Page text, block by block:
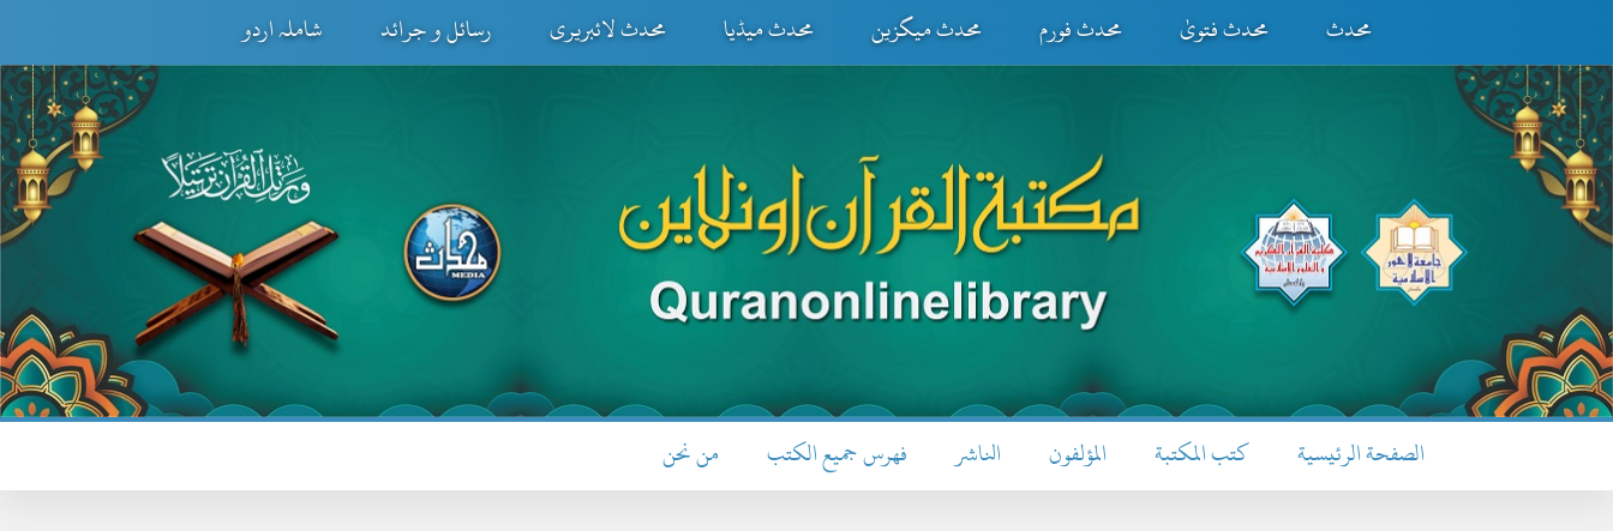
محدث محدث فتویٰ محدث فورم محدث میگزین محدث میڈیا محدث لائبریری رسائل و جرائد شاملہ اردو
الصفحة الرئيسية كتب المكتبة المؤلفون الناشر فهرس جميع الكتب من نحن